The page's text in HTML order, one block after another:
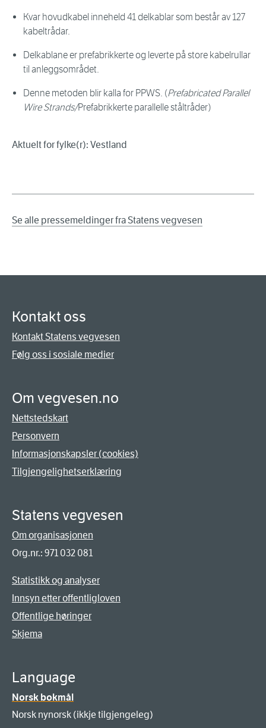
Kvar hovudkabel inneheld 41 delkablar som består av 127
kabeltrådar.
Delkablane er prefabrikkerte og leverte på store kabelrullar
til anleggsområdet.
Denne metoden blir kalla for PPWS. (Prefabricated Parallel
Wire Strands/Prefabrikkerte parallelle ståltråder)
Aktuelt for fylke(r): Vestland
Se alle pressemeldinger fra Statens vegvesen
Kontakt oss
Kontakt Statens vegvesen
Følg oss i sosiale medier
Om vegvesen.no
Nettstedskart
Personvern
Informasjonskapsler (cookies)
Tilgjengelighetserklæring
Statens vegvesen
Om organisasjonen
Org.nr.: 971 032 081
Statistikk og analyser
Innsyn etter offentligloven
Offentlige høringer
Skjema
Language
Norsk bokmål
Norsk nynorsk (ikkje tilgjengeleg)